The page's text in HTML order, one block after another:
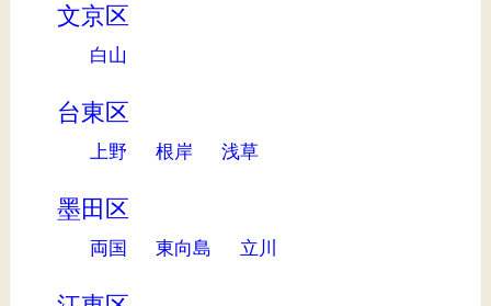
文京区
白山
台東区
上野 根岸 浅草
墨田区
両国 東向島 立川